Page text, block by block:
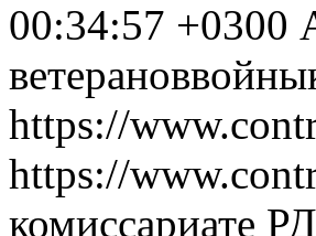
00:34:57 +0300
ветерановвойны
https://
https://
комиссариате